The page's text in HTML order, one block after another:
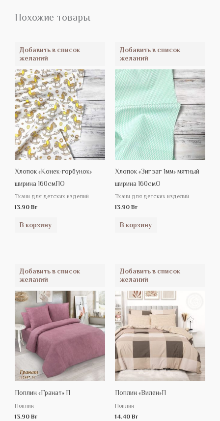
Похожие товары
Добавить в список
желаний
Хлопок «Конек-горбунок»
ширина 160смПО
Ткани для детских изделий
13.90 Br
В корзину
Добавить в список
желаний
Хлопок «Зигзаг 1мм» мятный
ширина 160смО
Ткани для детских изделий
13.90 Br
В корзину
Добавить в список
желаний
Поплин «Гранат» П
Поплин
13.90 Br
Добавить в список
желаний
Поплин «Вилен»П
Поплин
14.40 Br